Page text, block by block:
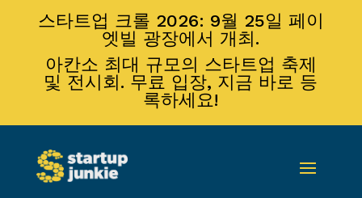
스타트업 크롤 2026: 9월 25일 페이
엣빌 광장에서 개최.
아칸소 최대 규모의 스타트업 축제
및 전시회. 무료 입장, 지금 바로 등
록하세요!